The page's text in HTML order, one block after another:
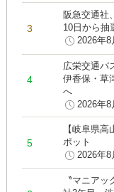
阪急交通社
10日から抽
2026年8
広栄交通バ
伊香保・草
へ
2026年8
【岐阜県
ポット
2026年8
〝マニア